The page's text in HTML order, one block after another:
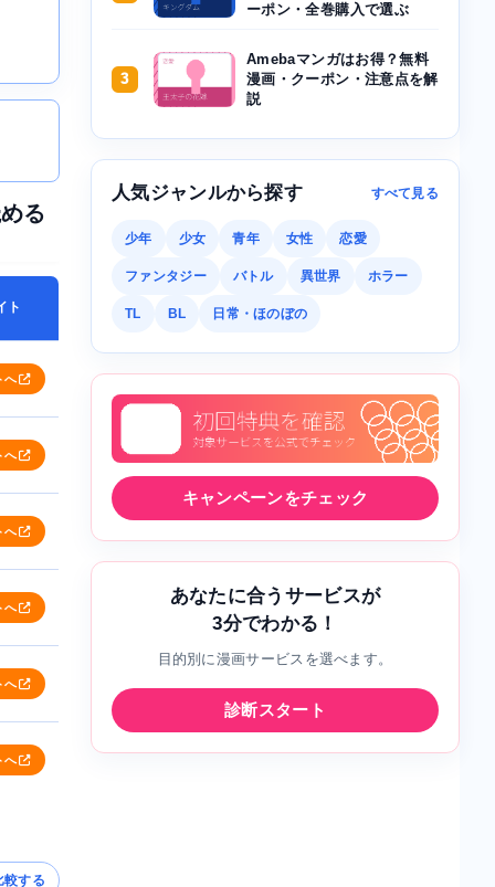
る
ト
へ
へ
へ
へ
へ
へ
較する
ーポン・全巻購入で選ぶ
3
Amebaマンガはお得？無料
漫画・クーポン・注意点を解
説
人気ジャンルから探す すべて見る
少年 少女 青年 女性 恋愛
ファンタジー バトル 異世界 ホラー
TL BL 日常・ほのぼの
キャンペーンをチェック
あなたに合うサービスが
3分でわかる！
目的別に漫画サービスを選べます。
診断スタート